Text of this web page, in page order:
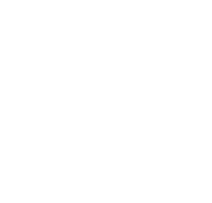
簡稱本公司）所提供，讓
由商店將買賣／分期付款
繳交帳款。
進項蒐集、處理及利用，
易完成。
您需要取消訂單，請聯絡
有效，需透過AFTEE先享
頁面顯示為準，若有關於